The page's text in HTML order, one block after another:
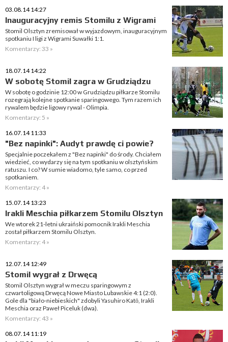
03.08.14 14:27
Inauguracyjny remis Stomilu z Wigrami
Stomil Olsztyn zremisował w wyjazdowym, inauguracyjnym
spotkaniu I ligi z Wigrami Suwałki 1:1.
Komentarzy: 33 »
18.07.14 14:22
W sobotę Stomil zagra w Grudziądzu
W sobotę o godzinie 12:00 w Grudziądzu piłkarze Stomilu
rozegrają kolejne spotkanie sparingowego. Tym razem ich
rywalem będzie ligowy rywal - Olimpia.
Komentarzy: 5 »
16.07.14 11:33
"Bez napinki": Audyt prawdę ci powie?
Specjalnie poczekałem z "Bez napinki" do środy. Chciałem
wiedzieć, co wydarzy się na tym spotkaniu w olsztyńskim
ratuszu. I co? W sumie wiadomo, tyle samo, co przed
spotkaniem.
Komentarzy: 4 »
15.07.14 13:23
Irakli Meschia piłkarzem Stomilu Olsztyn
We wtorek 21-letni ukraiński pomocnik Irakli Meschia
został piłkarzem Stomilu Olsztyn.
Komentarzy: 4 »
12.07.14 12:49
Stomil wygrał z Drwęcą
Stomil Olsztyn wygrał w meczu sparingowym z
czwartoligową Drwęcą Nowe Miasto Lubawskie 4:1 (2:0).
Gole dla "biało-niebieskich" zdobyli Yasuhiro Katō, Irakli
Meschia oraz Paweł Piceluk (dwa).
Komentarzy: 43 »
08.07.14 11:19